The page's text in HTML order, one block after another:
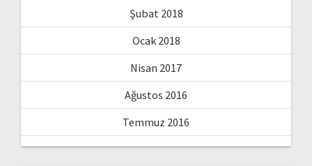
Şubat 2018
Ocak 2018
Nisan 2017
Ağustos 2016
Temmuz 2016